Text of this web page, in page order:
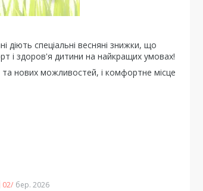
спеціальні весняні знижки, що
і здоров'я дитини на найкращих умовах!
нових можливостей, і комфортне місце
02/ бер. 2026